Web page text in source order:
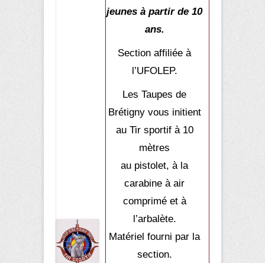
jeunes à partir de 10
ans.
Section affiliée à
l’UFOLEP.
Les Taupes de
Brétigny vous initient
au Tir sportif à 10
mètres
au pistolet, à la
carabine à air
comprimé et à
l’arbalète.
Matériel fourni par la
section.